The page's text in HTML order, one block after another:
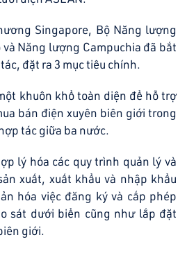
Singapore, Bộ Năng lượng
và Năng lượng Campuchia đã bắt
đặt ra 3 mục tiêu chính.
khuôn khổ toàn diện để hỗ trợ
bán điện xuyên biên giới trong
tác giữa ba nước.
lý hóa các quy trình quản lý và
xuất, xuất khẩu và nhập khẩu
hóa việc đăng ký và cấp phép
sát dưới biển cũng như lắp đặt
giới.